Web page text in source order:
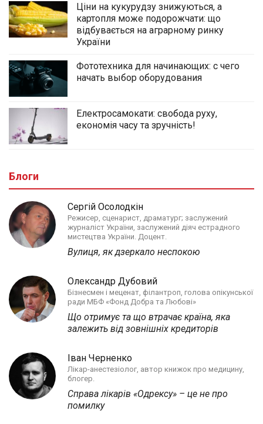
Ціни на кукурудзу знижуються, а
картопля може подорожчати: що
відбувається на аграрному ринку
України
Фототехника для начинающих: с чего
начать выбор оборудования
Електросамокати: свобода руху,
економія часу та зручність!
Блоги
Сергій Осолодкін
Режисер, сценарист, драматург; заслужений
журналіст України, заслужений діяч естрадного
мистецтва України. Доцент.
Вулиця, як дзеркало неспокою
Олександр Дубовий
Бізнесмен і меценат, філантроп, голова опікунської
ради МБФ «Фонд Добра та Любові»
Що отримує та що втрачає країна, яка
залежить від зовнішніх кредиторів
Іван Черненко
Лікар-анестезіолог, автор книжок про медицину,
блогер.
Справа лікарів «Одрексу» – це не про
помилку